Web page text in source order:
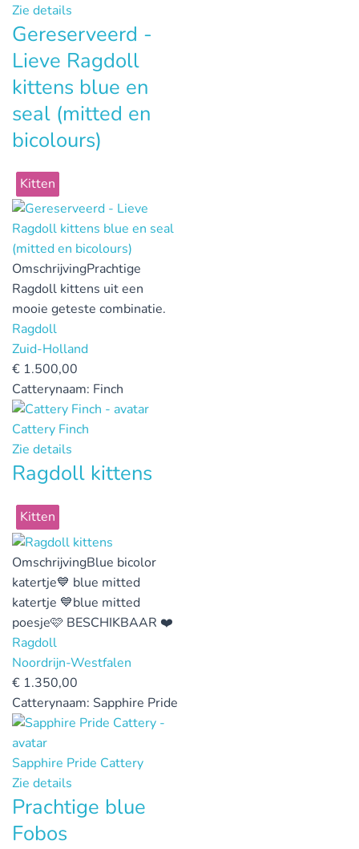
Zie details
Gereserveerd -
Lieve Ragdoll
kittens blue en
seal (mitted en
bicolours)
Kitten
OmschrijvingPrachtige
Ragdoll kittens uit een
mooie geteste combinatie.
Ragdoll
Zuid-Holland
€ 1.500,00
Catterynaam: Finch
Cattery Finch
Zie details
Ragdoll kittens
Kitten
OmschrijvingBlue bicolor
katertje💙 blue mitted
katertje 💙blue mitted
poesje🩷 BESCHIKBAAR ❤️
Ragdoll
Noordrijn-Westfalen
€ 1.350,00
Catterynaam: Sapphire Pride
Sapphire Pride Cattery
Zie details
Prachtige blue
Fobos